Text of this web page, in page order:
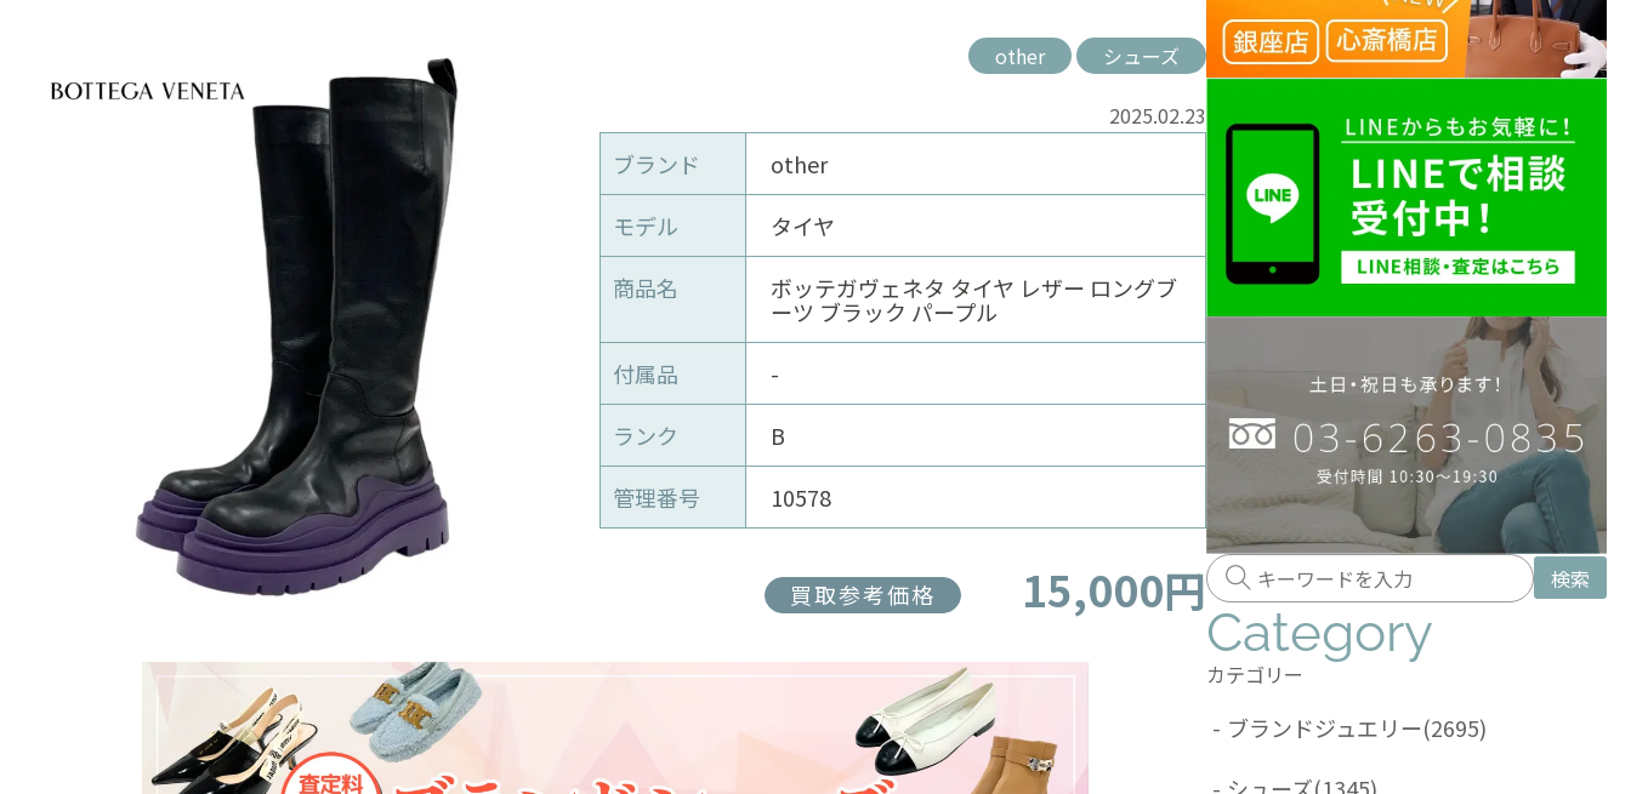
other シューズ
2025.02.23
ブランド
other
モデル
タイヤ
商品名
ボッテガヴェネタ タイヤ レザー ロングブ
ーツ ブラック パープル
付属品
-
ランク
B
管理番号
10578
買取参考価格 15,000円 検索
Category
カテゴリー
- ブランドジュエリー(2695)
- シューズ(1345)